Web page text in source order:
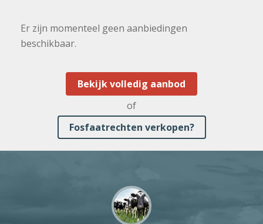
Er zijn momenteel geen aanbiedingen
beschikbaar.
Bekijk volledig aanbod
of
Fosfaatrechten verkopen?